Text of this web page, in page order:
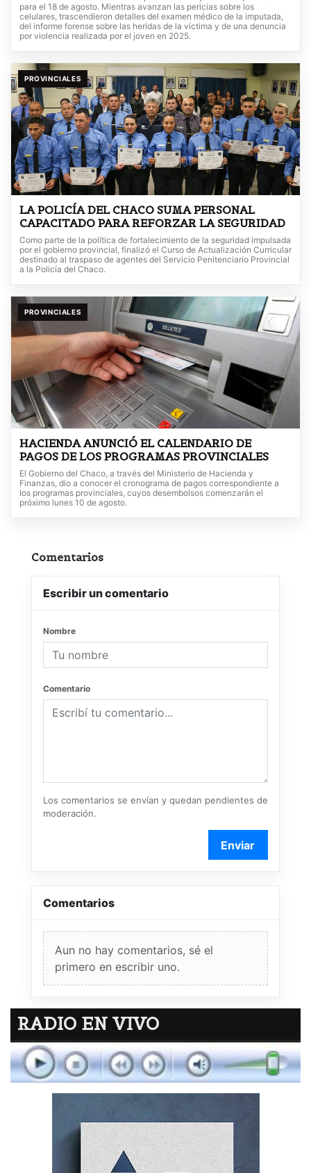
para el 18 de agosto. Mientras avanzan las pericias sobre los
celulares, trascendieron detalles del examen médico de la imputada,
del informe forense sobre las heridas de la víctima y de una denuncia
por violencia realizada por el joven en 2025.
PROVINCIALES
LA POLICÍA DEL CHACO SUMA PERSONAL
CAPACITADO PARA REFORZAR LA SEGURIDAD
Como parte de la política de fortalecimiento de la seguridad impulsada
por el gobierno provincial, finalizó el Curso de Actualización Curricular
destinado al traspaso de agentes del Servicio Penitenciario Provincial
a la Policía del Chaco.
PROVINCIALES
HACIENDA ANUNCIÓ EL CALENDARIO DE
PAGOS DE LOS PROGRAMAS PROVINCIALES
El Gobierno del Chaco, a través del Ministerio de Hacienda y
Finanzas, dio a conocer el cronograma de pagos correspondiente a
los programas provinciales, cuyos desembolsos comenzarán el
próximo lunes 10 de agosto.
Comentarios
Escribir un comentario
Nombre
Comentario
Los comentarios se envían y quedan pendientes de
moderación.
Enviar
Comentarios
Aun no hay comentarios, sé el
primero en escribir uno.
RADIO EN VIVO